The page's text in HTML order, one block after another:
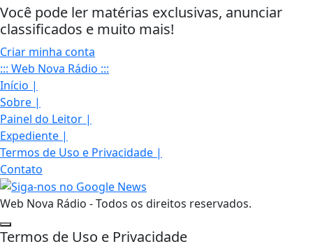
Você pode ler matérias exclusivas, anunciar
classificados e muito mais!
Criar minha conta
::: Web Nova Rádio :::
Início |
Sobre |
Painel do Leitor |
Expediente |
Termos de Uso e Privacidade |
Contato
Web Nova Rádio - Todos os direitos reservados.
Termos de Uso e Privacidade